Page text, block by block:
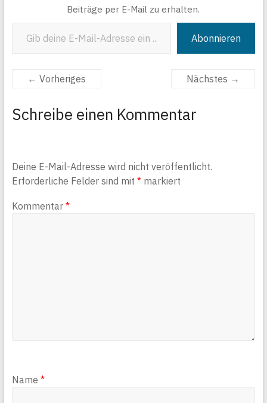
Beiträge per E-Mail zu erhalten.
Abonnieren
← Vorheriges Nächstes →
Schreibe einen Kommentar
Deine E-Mail-Adresse wird nicht veröffentlicht.
Erforderliche Felder sind mit *markiert
Kommentar *
Name *